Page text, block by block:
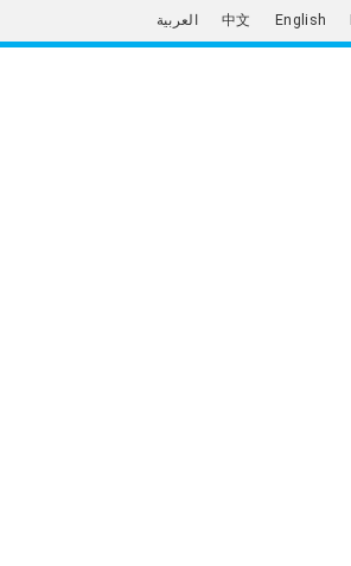
العربية 中文 English